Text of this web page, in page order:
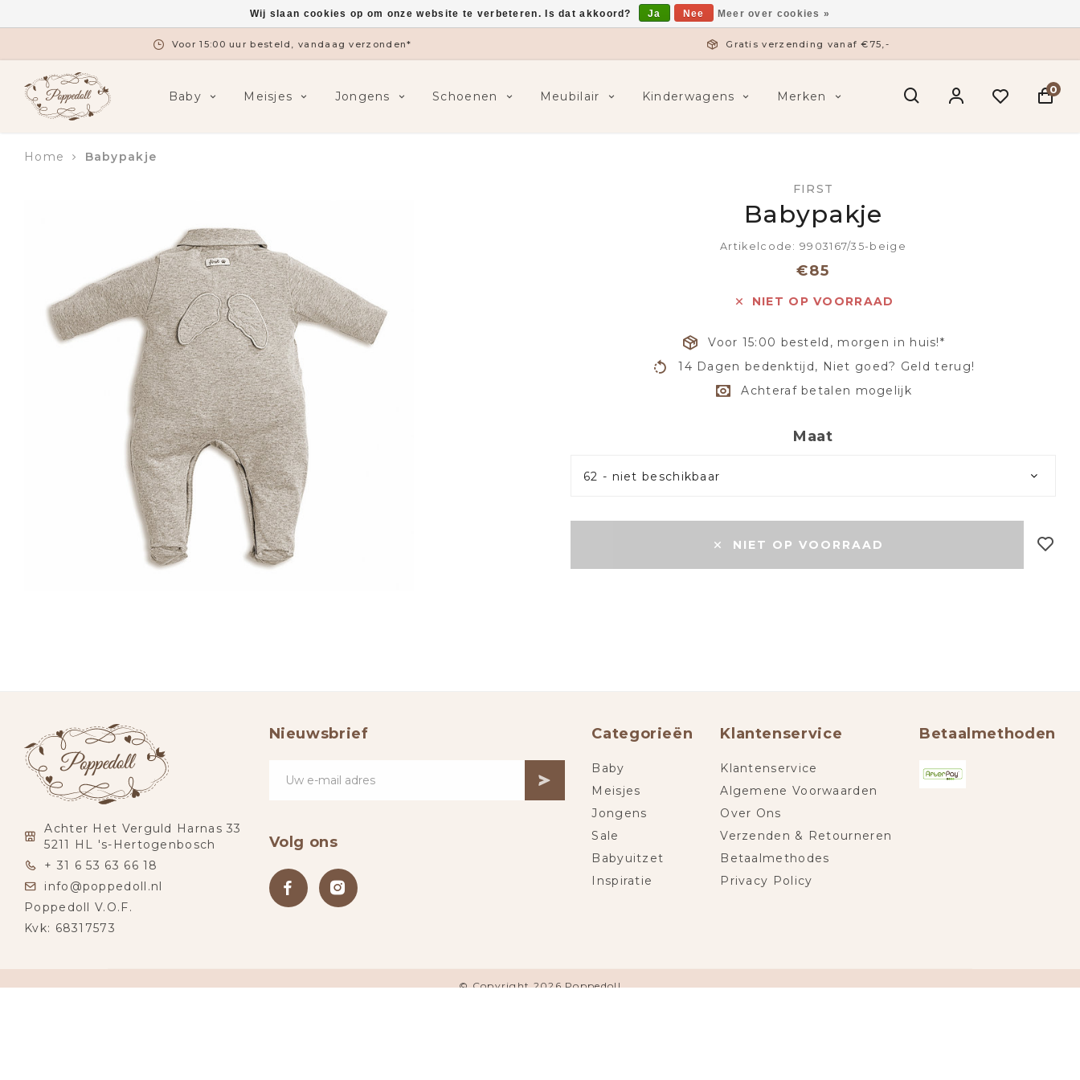
Voor 15:00 uur besteld, vandaag verzonden* Gratis verzending vanaf €75,-
Baby Meisjes Jongens Schoenen Meubilair Kinderwagens Merken 0
Home Babypakje
FIRST
Babypakje
Artikelcode: 9903167/35-beige
€85
NIET OP VOORRAAD
Voor 15:00 besteld, morgen in huis!*
14 Dagen bedenktijd, Niet goed? Geld terug!
Achteraf betalen mogelijk
Maat
62 - niet beschikbaar
NIET OP VOORRAAD
Achter Het Verguld Harnas 33
5211 HL 's-Hertogenbosch
+ 31 6 53 63 66 18
info@poppedoll.nl
Poppedoll V.O.F.
Kvk: 68317573
Nieuwsbrief
Volg ons
Categorieën
Baby
Meisjes
Jongens
Sale
Babyuitzet
Inspiratie
Klantenservice
Klantenservice
Algemene Voorwaarden
Over Ons
Verzenden & Retourneren
Betaalmethodes
Privacy Policy
Betaalmethoden
© Copyright 2026 Poppedoll
Wij slaan cookies op om onze website te verbeteren. Is dat akkoord? Ja Nee Meer over cookies »